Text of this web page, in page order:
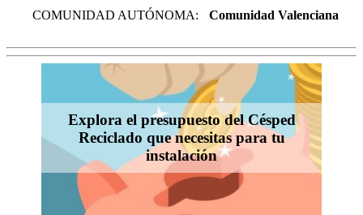
COMUNIDAD AUTÓNOMA: Comunidad Valenciana
Explora el presupuesto del Césped
Reciclado que necesitas para tu
instalación